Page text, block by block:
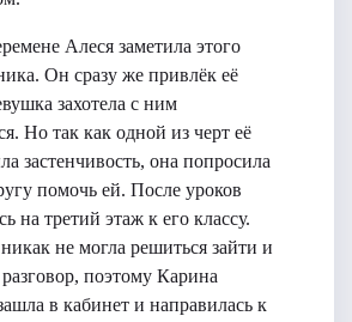
Алеся заметила этого
Он сразу же привлёк её
захотела с ним
Но так как одной из черт её
застенчивость, она попросила
помочь ей. После уроков
на третий этаж к его классу.
не могла решиться зайти и
поэтому Карина
в кабинет и направилась к